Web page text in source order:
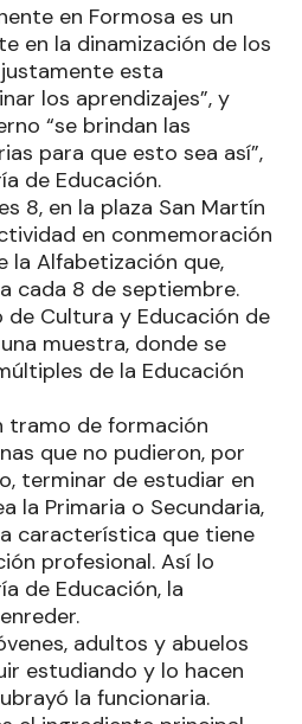
en Formosa es un
en la dinamización de los
esta
los aprendizajes”, y
“se brindan las
para que esto sea así”,
de Educación.
8, en la plaza San Martín
en conmemoración
la Alfabetización que,
cada 8 de septiembre.
de Cultura y Educación de
muestra, donde se
de la Educación
tramo de formación
que no pudieron, por
terminar de estudiar en
la Primaria o Secundaria,
característica que tiene
profesional. Así lo
de Educación, la
adultos y abuelos
estudiando y lo hacen
la funcionaria.